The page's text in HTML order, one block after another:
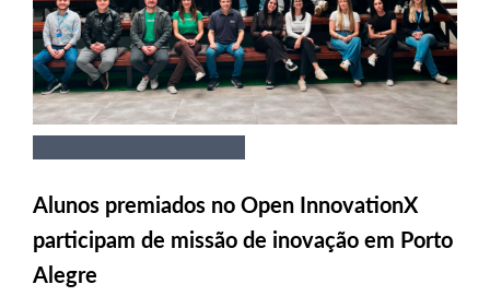
Alunos premiados no Open InnovationX
participam de missão de inovação em Porto
Alegre